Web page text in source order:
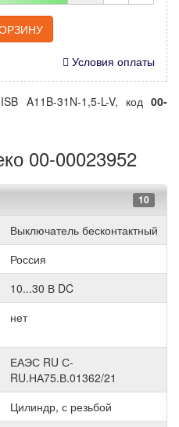
Условия оплаты
A11B-31N-1,5-L-V, код 00-
00-00023952
10
Выключатель бесконтактный
Россия
10...30 В DC
нет
ЕАЭС RU С-
RU.НА75.В.01362/21
Цилиндр, с резьбой